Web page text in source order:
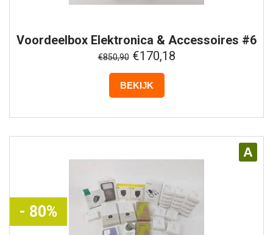
Voordeelbox Elektronica & Accessoires #6
€850,90€170,18
BEKIJK
A
- 80%